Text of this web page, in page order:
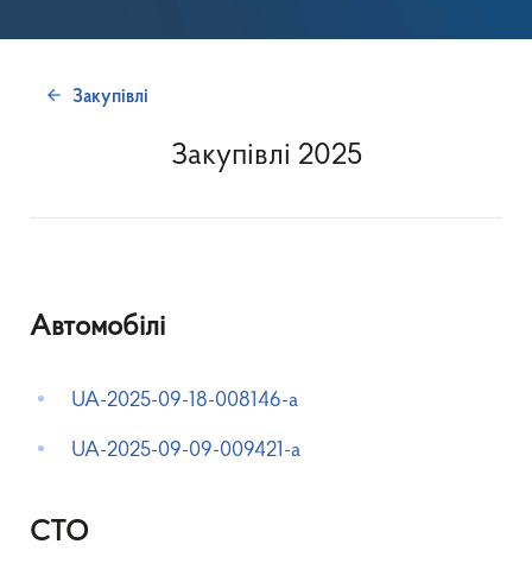
Закупівлі
Закупівлі 2025
Автомобілі
UA-2025-09-18-008146-a
UA-2025-09-09-009421-a
СТО